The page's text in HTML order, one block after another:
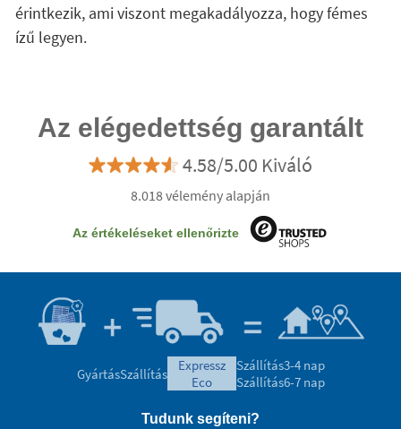
érintkezik, ami viszont megakadályozza, hogy fémes
ízű legyen.
Az elégedettség garantált
4.58/5.00 Kiváló
8.018 vélemény alapján
Az értékeléseket ellenőrizte
GyártásSzállítás
expressz
eco
Szállítás3-4 nap
Szállítás6-7 nap
Tudunk segíteni?